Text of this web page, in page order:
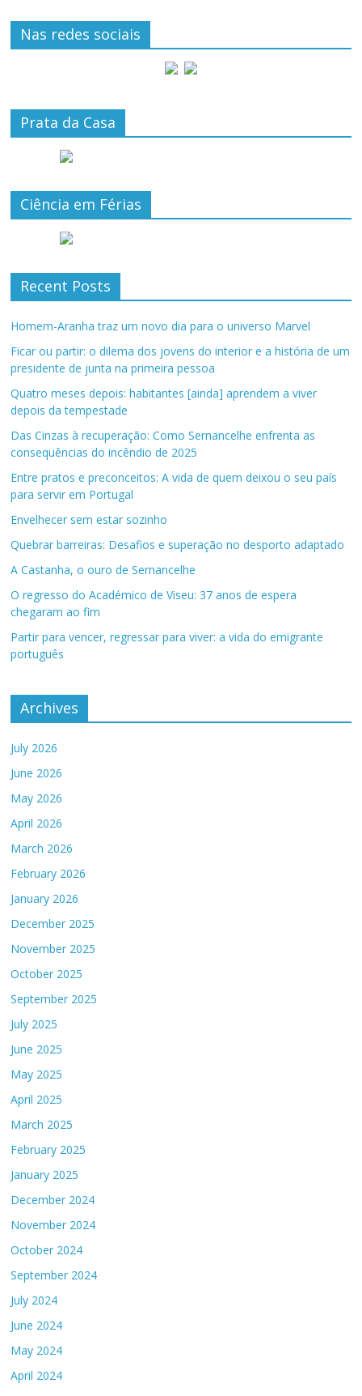
Nas redes sociais
Prata da Casa
Ciência em Férias
Recent Posts
Homem-Aranha traz um novo dia para o universo Marvel
Ficar ou partir: o dilema dos jovens do interior e a história de um
presidente de junta na primeira pessoa
Quatro meses depois: habitantes [ainda] aprendem a viver
depois da tempestade
Das Cinzas à recuperação: Como Sernancelhe enfrenta as
consequências do incêndio de 2025
Entre pratos e preconceitos: A vida de quem deixou o seu país
para servir em Portugal
Envelhecer sem estar sozinho
Quebrar barreiras: Desafios e superação no desporto adaptado
A Castanha, o ouro de Sernancelhe
O regresso do Académico de Viseu: 37 anos de espera
chegaram ao fim
Partir para vencer, regressar para viver: a vida do emigrante
português
Archives
July 2026
June 2026
May 2026
April 2026
March 2026
February 2026
January 2026
December 2025
November 2025
October 2025
September 2025
July 2025
June 2025
May 2025
April 2025
March 2025
February 2025
January 2025
December 2024
November 2024
October 2024
September 2024
July 2024
June 2024
May 2024
April 2024